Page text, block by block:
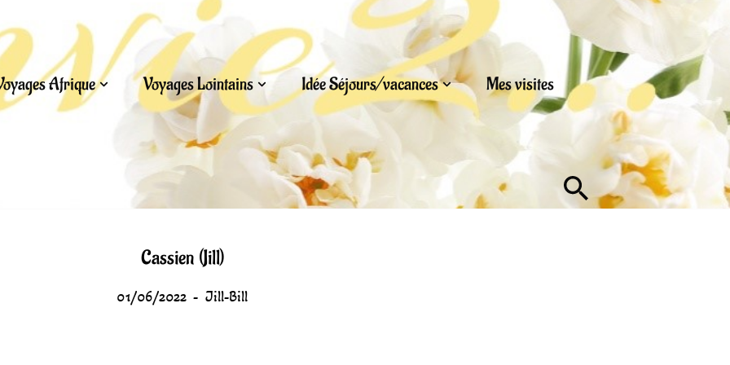
Afrique Voyages Lointains Idée Séjours/vacances Mes visites
Cassien (Jill)
01/06/2022 Jill-Bill